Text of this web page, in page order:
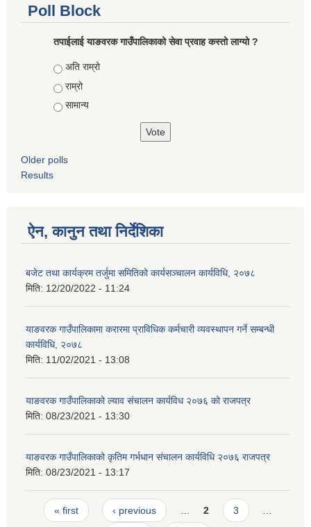
Poll Block
तपाईलाई याङवरक गाउँपालिकाको सेवा प्रवाह कस्तो लाग्यो ?
Choices
अति राम्रो
राम्रो
सामान्य
Older polls
Results
ऐन, कानुन तथा निर्देशिका
बजेट तथा कार्यक्रम तर्जुमा समितिको कार्यसञ्चालन कार्यविधि, २०७८
मिति: 12/20/2022 - 11:24
याङवरक गाउँपालिकामा करारमा प्राविधिक कर्मचारी व्यवस्थापन गर्ने सम्बन्धी
कार्यविधि, २०७८
मिति: 11/02/2021 - 13:08
याङवरक गाउँपालिकाको ल्याव संचालन कार्यविध २०७६ को राजपत्र
मिति: 08/23/2021 - 13:30
याङवरक गाउँपालिकाको कृतिम गर्भधान संचालन कार्यविधि २०७६ राजपत्र
मिति: 08/23/2021 - 13:17
Pages
« first ‹ previous 2 3